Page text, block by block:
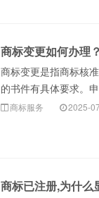
商标变更如何办理
商标变更是指商标核
的书件有具体要求。
商标服务 2025-
商标已注册,为什么